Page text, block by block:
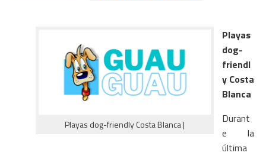
Playas dog-friendly Costa Blanca |
Playas
dog-
friendl
y Costa
Blanca
Durant
e la
última